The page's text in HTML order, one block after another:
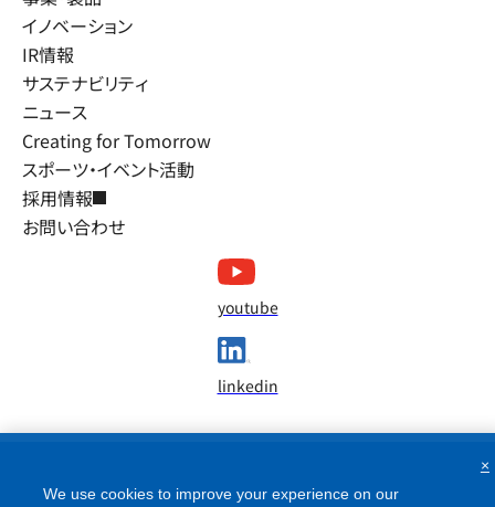
イノベーション
IR情報
サステナビリティ
ニュース
Creating for Tomorrow
スポーツ・イベント活動
採用情報
お問い合わせ
youtube
linkedin
We use cookies to improve your experience on our
×